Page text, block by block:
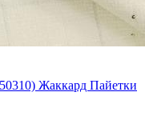
Жаккард Пайетки